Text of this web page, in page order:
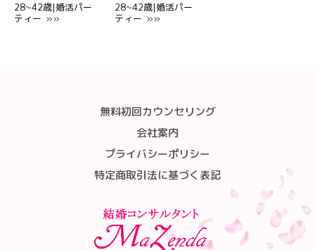
28~42歳|婚活パー
ティー »»
28~42歳|婚活パー
ティー »»
無料初回カウンセリング
会社案内
プライバシーポリシー
特定商取引法に基づく表記